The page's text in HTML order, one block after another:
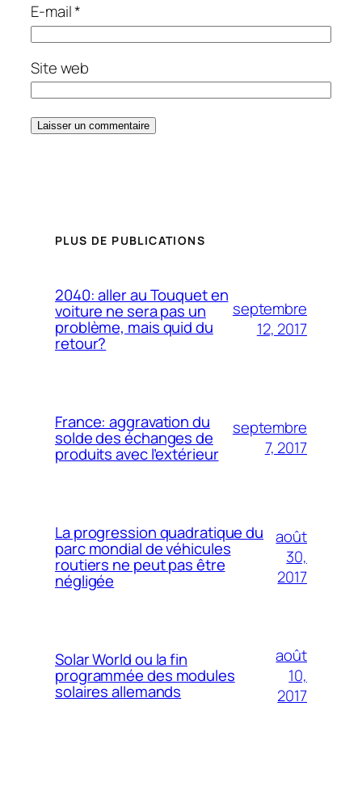
E-mail*
Site web
PLUS DE PUBLICATIONS
2040: aller au Touquet en
voiture ne sera pas un
problème, mais quid du
retour?
septembre
12, 2017
France: aggravation du
solde des échanges de
produits avec l’extérieur
septembre
7, 2017
La progression quadratique du
parc mondial de véhicules
routiers ne peut pas être
négligée
août
30,
2017
Solar World ou la fin
programmée des modules
solaires allemands
août
10,
2017